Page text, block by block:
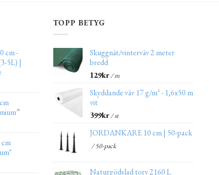
cm -
5L) |
TOPP BETYG
Skuggnät/vinterväv 2 meter
bredd
129kr/ m
Skyddande väv 17 g/m² - 1,6x50 m
vit
399kr/ st
JORDANKARE 10 cm | 50-pack
/ 50-pack
Naturgödslad torv 2160 L